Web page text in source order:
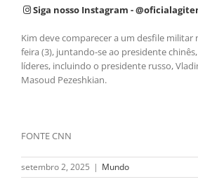
Siga nosso Instagram -
Kim deve comparecer a um desfile militar
feira (3), juntando-se ao presidente
líderes, incluindo o presidente russo,
Masoud Pezeshkian.
FONTE CNN
setembro 2, 2025 | Mundo